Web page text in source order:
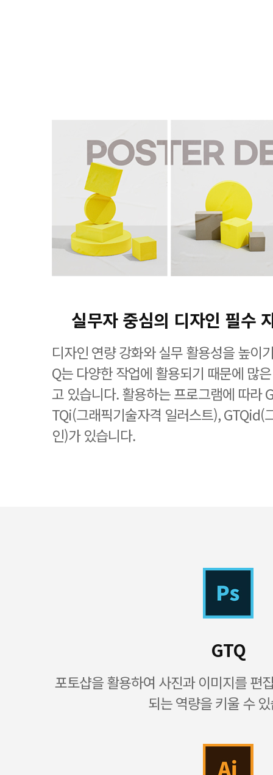
실무자 중심의 디자인 필수
디자인 연량 강화와 실무 활용성을 높이
Q는 다양한 작업에 활용되기 때문에 많
고 있습니다. 활용하는 프로그램에 따라
TQi(그래픽기술자격 일러스트), GTQid(
인)가 있습니다.
GTQ
포토샵을 활용하여 사진과 이미지를 편
되는 역량을 키울 수